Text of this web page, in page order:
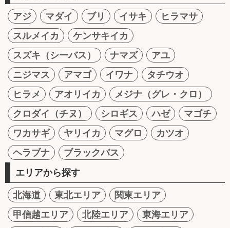
アジ マダイ ブリ イサキ
ヒラマサ
スルメイカ
ケンサキイカ
スズキ（シーバス）
ナマズ
アユ
ニジマス
アマゴ イワナ
タチウオ
ヒラメ
アオリイカ
メジナ（グレ・クロ）
クロダイ（チヌ）
シロギス ハゼ
マゴチ
ワカサギ
ヤリイカ マグロ
カツオ
ヘラブナ
ブラックバス
エリアから探す
北海道 東北エリア
関東エリア
甲信越エリア
北陸エリア
東海エリア